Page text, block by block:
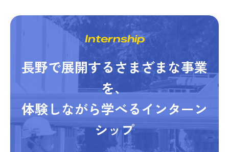
Internship
長野で展開するさまざまな事業
を、
体験しながら学べるインターン
シップ